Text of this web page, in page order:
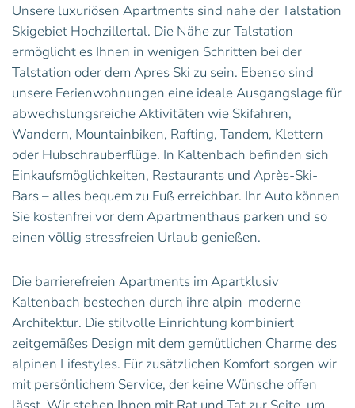
Unsere luxuriösen Apartments sind nahe der Talstation
Skigebiet Hochzillertal. Die Nähe zur Talstation
ermöglicht es Ihnen in wenigen Schritten bei der
Talstation oder dem Apres Ski zu sein. Ebenso sind
unsere Ferienwohnungen eine ideale Ausgangslage für
abwechslungsreiche Aktivitäten wie Skifahren,
Wandern, Mountainbiken, Rafting, Tandem, Klettern
oder Hubschrauberflüge. In Kaltenbach befinden sich
Einkaufsmöglichkeiten, Restaurants und Après-Ski-
Bars – alles bequem zu Fuß erreichbar. Ihr Auto können
Sie kostenfrei vor dem Apartmenthaus parken und so
einen völlig stressfreien Urlaub genießen.
Die barrierefreien Apartments im Apartklusiv
Kaltenbach bestechen durch ihre alpin-moderne
Architektur. Die stilvolle Einrichtung kombiniert
zeitgemäßes Design mit dem gemütlichen Charme des
alpinen Lifestyles. Für zusätzlichen Komfort sorgen wir
mit persönlichem Service, der keine Wünsche offen